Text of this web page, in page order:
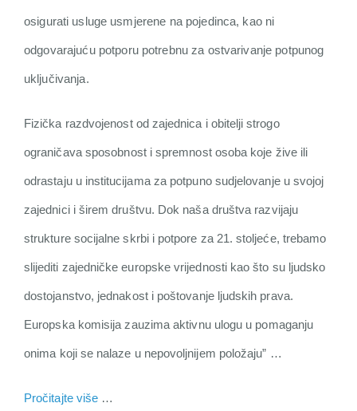
osigurati usluge usmjerene na pojedinca, kao ni
odgovarajuću potporu potrebnu za ostvarivanje potpunog
uključivanja.
Fizička razdvojenost od zajednica i obitelji strogo
ograničava sposobnost i spremnost osoba koje žive ili
odrastaju u institucijama za potpuno sudjelovanje u svojoj
zajednici i širem društvu. Dok naša društva razvijaju
strukture socijalne skrbi i potpore za 21. stoljeće, trebamo
slijediti zajedničke europske vrijednosti kao što su ljudsko
dostojanstvo, jednakost i poštovanje ljudskih prava.
Europska komisija zauzima aktivnu ulogu u pomaganju
onima koji se nalaze u nepovoljnijem položaju” …
Pročitajte više …